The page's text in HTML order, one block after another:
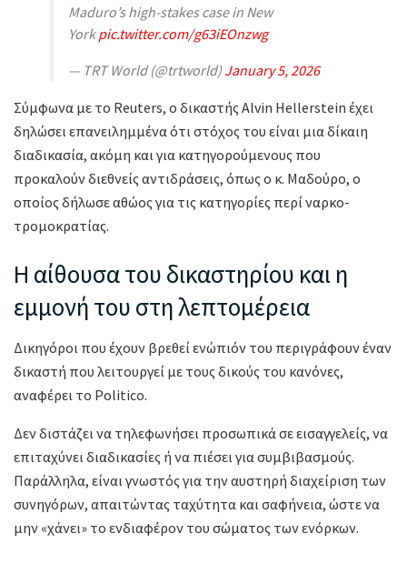
Maduro’s high-stakes case in New
Yorkpic.twitter.com/g63iEOnzwg
— TRT World (@trtworld) January 5, 2026
Σύμφωνα με το Reuters, ο δικαστής Alvin Hellerstein έχει
δηλώσει επανειλημμένα ότι στόχος του είναι μια δίκαιη
διαδικασία, ακόμη και για κατηγορούμενους που
προκαλούν διεθνείς αντιδράσεις, όπως ο κ. Μαδούρο, ο
οποίος δήλωσε αθώος για τις κατηγορίες περί ναρκο-
τρομοκρατίας.
Η αίθουσα του δικαστηρίου και η
εμμονή του στη λεπτομέρεια
Δικηγόροι που έχουν βρεθεί ενώπιόν του περιγράφουν έναν
δικαστή που λειτουργεί με τους δικούς του κανόνες,
αναφέρει το Politico.
Δεν διστάζει να τηλεφωνήσει προσωπικά σε εισαγγελείς, να
επιταχύνει διαδικασίες ή να πιέσει για συμβιβασμούς.
Παράλληλα, είναι γνωστός για την αυστηρή διαχείριση των
συνηγόρων, απαιτώντας ταχύτητα και σαφήνεια, ώστε να
μην «χάνει» το ενδιαφέρον του σώματος των ενόρκων.